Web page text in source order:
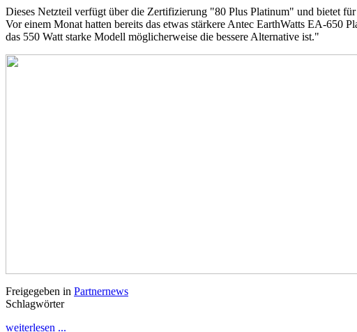
Dieses Netzteil verfügt über die Zertifizierung "80 Plus Platinum" und bietet
Vor einem Monat hatten bereits das etwas stärkere Antec EarthWatts EA-650
das 550 Watt starke Modell möglicherweise die bessere Alternative ist."
Freigegeben in Partnernews
Schlagwörter
weiterlesen ...